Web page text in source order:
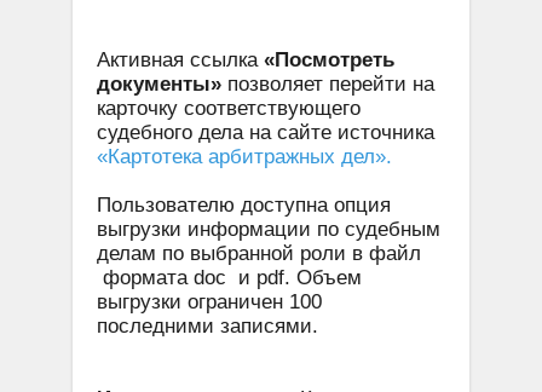
Активная ссылка«Посмотреть
документы» позволяет перейти на
карточку соответствующего
судебного дела на сайте источника
«Картотека арбитражных дел».
Пользователю доступна опция
выгрузки информации по судебным
делам по выбранной роли в файл
формата doc и pdf. Объем
выгрузки ограничен 100
последними записями.